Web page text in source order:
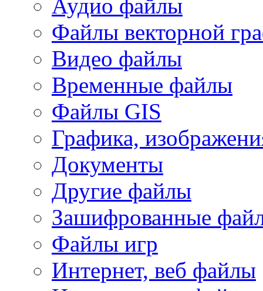
Аудио файлы
Файлы векторной
Видео файлы
Временные файлы
Файлы GIS
Графика,
Документы
Другие файлы
Зашифрованные
Файлы игр
Интернет, веб файлы